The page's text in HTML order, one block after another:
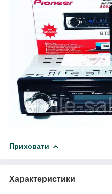
Приховати
Характеристики